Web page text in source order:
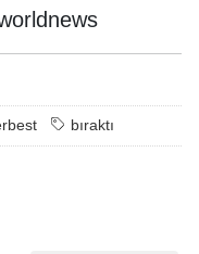
bıraktı